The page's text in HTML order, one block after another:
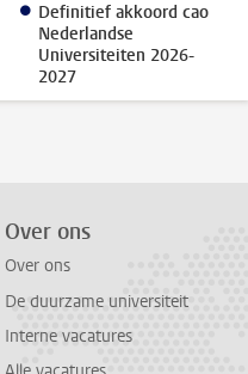
Definitief akkoord cao
Nederlandse
Universiteiten 2026-
2027
Over ons
Over ons
De duurzame universiteit
Interne vacatures